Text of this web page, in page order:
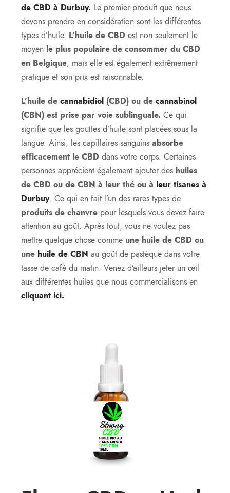
de CBD à Durbuy. Le premier produit que nous
devons prendre en considération sont les différentes
types d’huile. L’huile de CBD est non seulement le
moyen le plus populaire de consommer du CBD
en Belgique, mais elle est également extrêmement
pratique et son prix est raisonnable.
L’huile de cannabidiol (CBD) ou de cannabinol
(CBN) est prise par voie sublinguale. Ce qui
signifie que les gouttes d’huile sont placées sous la
langue. Ainsi, les capillaires sanguins absorbe
efficacement le CBD dans votre corps. Certaines
personnes apprécient également ajouter des huiles
de CBD ou de CBN à leur thé ou à leur tisanes à
Durbuy. Ce qui en fait l’un des rares types de
produits de chanvre pour lesquels vous devez faire
attention au goût. Après tout, vous ne voulez pas
mettre quelque chose comme une huile de CBD ou
une huile de CBN au goût de pastèque dans votre
tasse de café du matin. Venez d’ailleurs jeter un œil
aux différentes huiles que nous commercialisons en
cliquant ici.